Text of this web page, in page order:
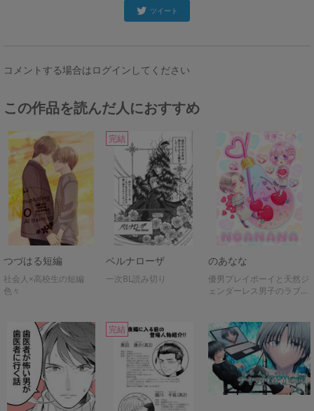
ツイート
コメントする場合はログインしてください
この作品を読んだ人におすすめ
つづはる短編
社会人×高校生の短編
色々
完結
ベルナローザ
一次BL読み切り
のあなな
優男プレイボーイと天然ジ
ェンダーレス男子のラブコ
完結